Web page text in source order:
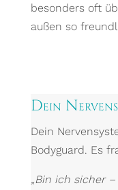
besonders oft
außen so
Dein
Dein
Bodyguard. Es
„Bin ich sicher